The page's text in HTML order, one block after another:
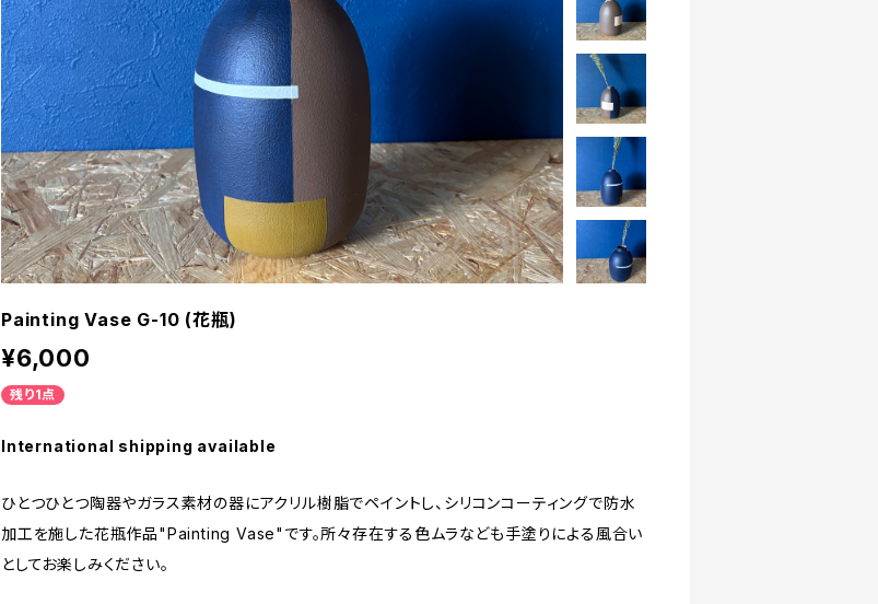
Painting Vase G-10 (花瓶)
¥6,000
残り1点
International shipping available
ひとつひとつ陶器やガラス素材の器にアクリル樹脂でペイントし、シリコンコーティングで防水
加工を施した花瓶作品"Painting Vase"です。所々存在する色ムラなども手塗りによる風合い
としてお楽しみください。